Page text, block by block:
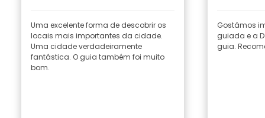
Uma excelente forma de descobrir os
locais mais importantes da cidade.
Uma cidade verdadeiramente
fantástica. O guia também foi muito
bom.
Gostámos
guiada e a
guia.